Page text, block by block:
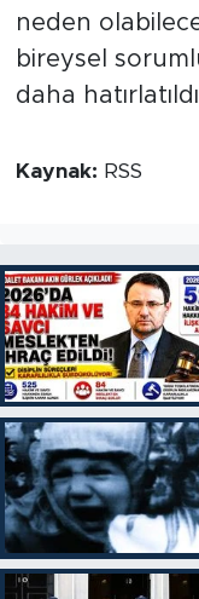
neden
bireysel
daha
Kaynak: RSS